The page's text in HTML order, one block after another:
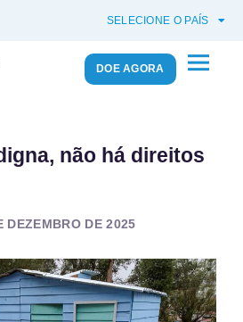
SELECIONE O PAÍS
DOE AGORA
não há direitos
DEZEMBRO DE 2025